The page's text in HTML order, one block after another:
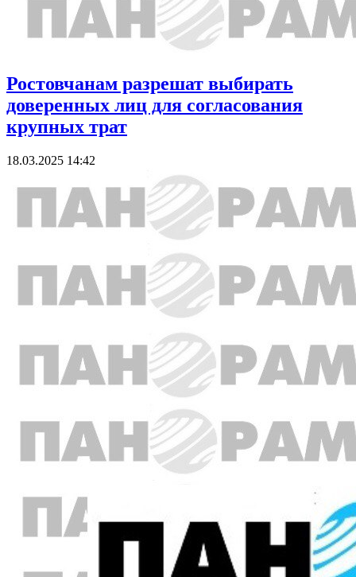
Ростовчанам разрешат выбирать
доверенных лиц для согласования
крупных трат
18.03.2025 14:42